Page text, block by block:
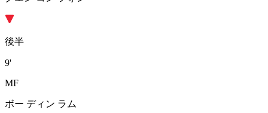
後半
9'
MF
ボー ディン ラム